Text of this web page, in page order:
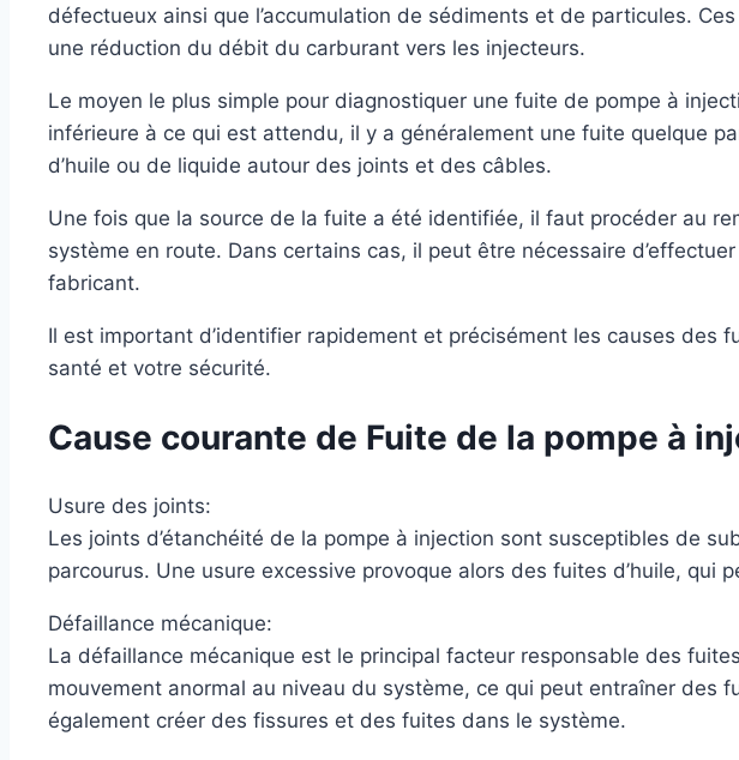
défectueux ainsi que l’accumulation de sédiments et de particules.
une réduction du débit du carburant vers les injecteurs.
Le moyen le plus simple pour diagnostiquer une fuite de pompe à
inférieure à ce qui est attendu, il y a généralement une fuite quelque
d’huile ou de liquide autour des joints et des câbles.
Une fois que la source de la fuite a été identifiée, il faut procéder au
système en route. Dans certains cas, il peut être nécessaire
fabricant.
Il est important d’identifier rapidement et précisément les causes
santé et votre sécurité.
Cause courante de Fuite de la pompe à
Usure des joints:
Les joints d’étanchéité de la pompe à injection sont susceptibles de
parcourus. Une usure excessive provoque alors des fuites d’huile,
Défaillance mécanique:
La défaillance mécanique est le principal facteur responsable des
mouvement anormal au niveau du système, ce qui peut entraîner
également créer des fissures et des fuites dans le système.